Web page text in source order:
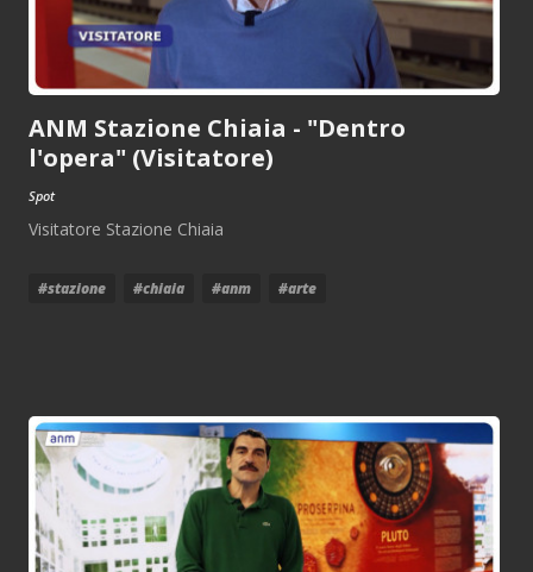
ANM Stazione Chiaia - "Dentro
l'opera" (Visitatore)
Spot
Visitatore Stazione Chiaia
#stazione #chiaia #anm #arte